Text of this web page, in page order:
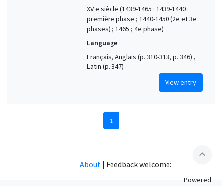
XV e siècle (1439-1465 : 1439-1440 :
première phase ; 1440-1450 (2e et 3e
phases) ; 1465 ; 4e phase)
Language
Français, Anglais (p. 310-313, p. 346) ,
Latin (p. 347)
View entry
1
expand_less
About | Feedback welcome:
Powered